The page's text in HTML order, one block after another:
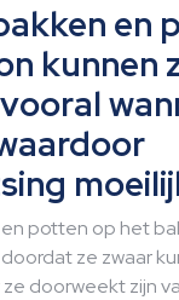
en
kunnen
potten op het
ze zwaar
doorweekt zijn